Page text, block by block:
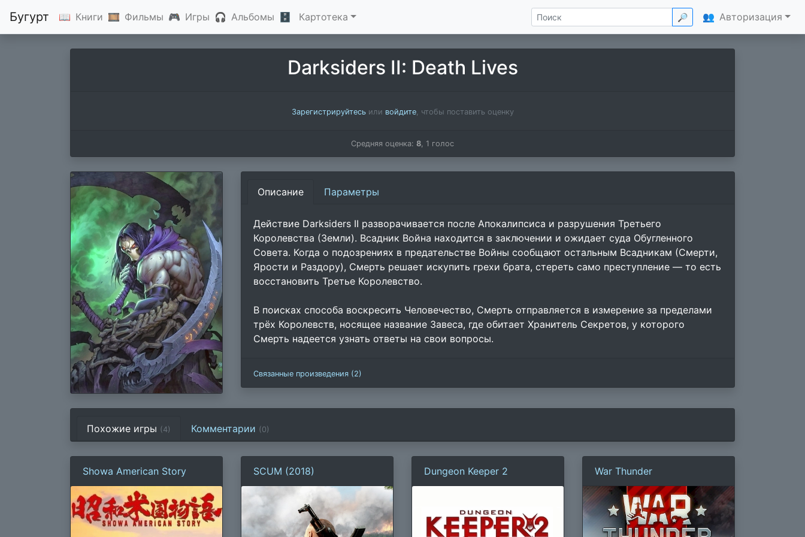
Бугурт 📖 Книги 🎞 Фильмы 🎮 Игры 🎧 Альбомы 🗄 Картотека 🔎 👥 Авторизация
Darksiders II: Death Lives
Зарегистрируйтесьили войдите, чтобы поставить оценку
Средняя оценка: 8, 1 голос
Описание Параметры
Действие Darksiders II разворачивается после Апокалипсиса и разрушения Третьего
Королевства (Земли). Всадник Война находится в заключении и ожидает суда Обугленного
Совета. Когда о подозрениях в предательстве Войны сообщают остальным Всадникам (Смерти,
Ярости и Раздору), Смерть решает искупить грехи брата, стереть само преступление — то есть
восстановить Третье Королевство.
В поисках способа воскресить Человечество, Смерть отправляется в измерение за пределами
трёх Королевств, носящее название Завеса, где обитает Хранитель Секретов, у которого
Смерть надеется узнать ответы на свои вопросы.
Связанные произведения (2)
Похожие игры (4) Комментарии (0)
Showa American Story SCUM (2018) Dungeon Keeper 2 War Thunder